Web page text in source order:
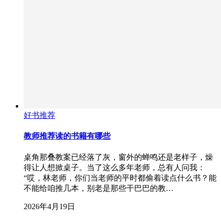
好书推荐
教师推荐读的书籍有哪些
桌角那叠教案已经落了灰，窗外的蝉鸣还是老样子，燥
得让人想掀桌子。当了这么多年老师，总有人问我：
“哎，林老师，你们当老师的平时都偷着读点什么书？能
不能给咱推几本，别老是那些干巴巴的教…
2026年4月19日